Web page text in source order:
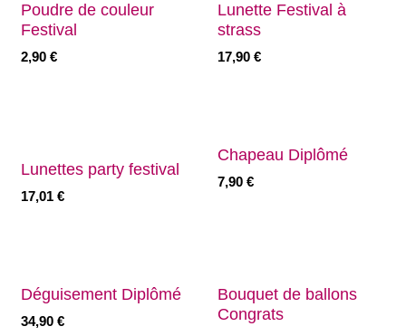
Poudre de couleur
Festival
2,90 €
Lunette Festival à
strass
17,90€
Lunettes party festival
17,01 €
Chapeau Diplômé
7,90€
Déguisement Diplômé
34,90 €
Bouquet de ballons
Congrats